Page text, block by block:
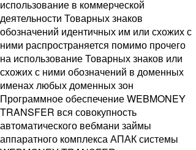
использование в коммерческой
деятельности Товарных знаков
обозначений идентичных им или схожих с
ними распространяется помимо прочего
на использование Товарных знаков или
схожих с ними обозначений в доменных
именах любых доменных зон
Программное обеспечение WEBMONEY
TRANSFER вся совокупность
автоматического вебмани займы
аппаратного комплекса АПАК системы